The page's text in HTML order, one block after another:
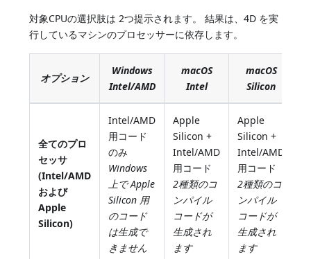
対象CPUの選択肢は 2つ提示されます。 結果は、4D を実
行しているマシンのプロセッサーに依存します。
オプション
Windows
Intel/AMD
macOS
Intel
macOS
Silicon
全てのプロ
セッサ
(Intel/AMD
および
Apple
Silicon)
Intel/AMD
用コード
のみ
Windows
上で Apple
Silicon 用
のコード
は生成で
きません
Apple
Silicon +
Intel/AMD
用コード
2種類のコ
ンパイル
コードが
生成され
ます
Apple
Silicon +
Intel/AMD
用コード
2種類のコ
ンパイル
コードが
生成され
ます